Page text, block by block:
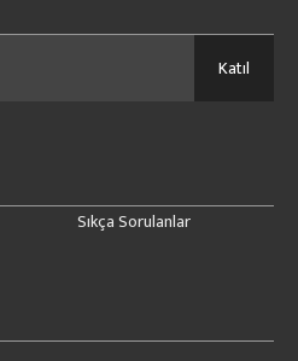
Katıl
Sıkça Sorulanlar